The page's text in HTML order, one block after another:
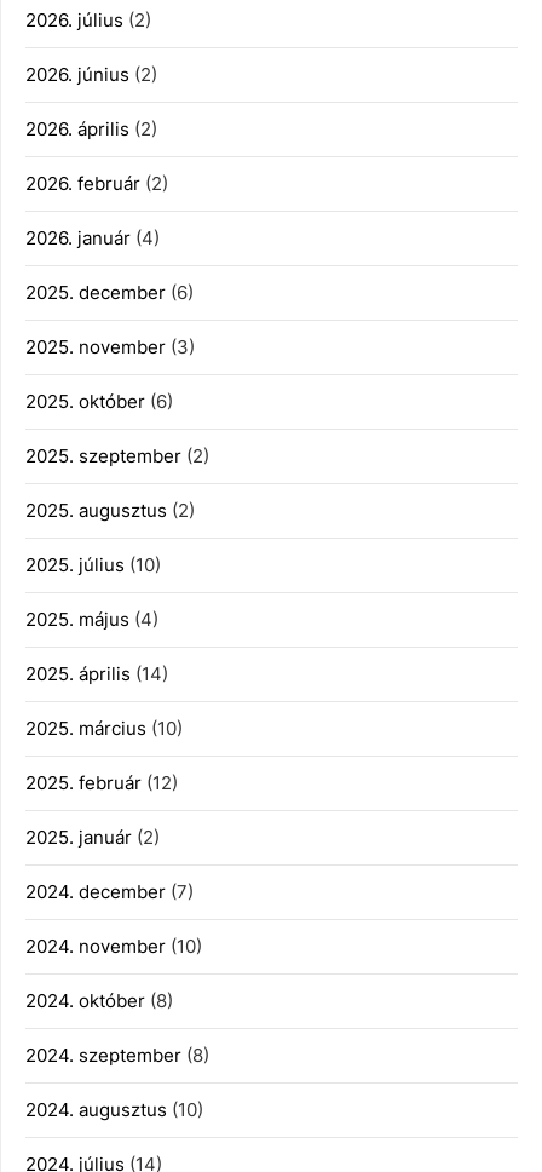
2026. július (2)
2026. június (2)
2026. április (2)
2026. február (2)
2026. január (4)
2025. december (6)
2025. november (3)
2025. október (6)
2025. szeptember (2)
2025. augusztus (2)
2025. július (10)
2025. május (4)
2025. április (14)
2025. március (10)
2025. február (12)
2025. január (2)
2024. december (7)
2024. november (10)
2024. október (8)
2024. szeptember (8)
2024. augusztus (10)
2024. július (14)